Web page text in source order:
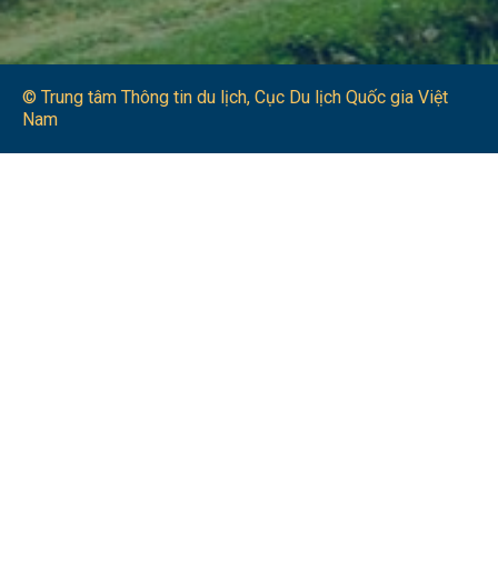
© Trung tâm Thông tin du lịch​, Cục Du lịch Quốc gia Việt
Nam